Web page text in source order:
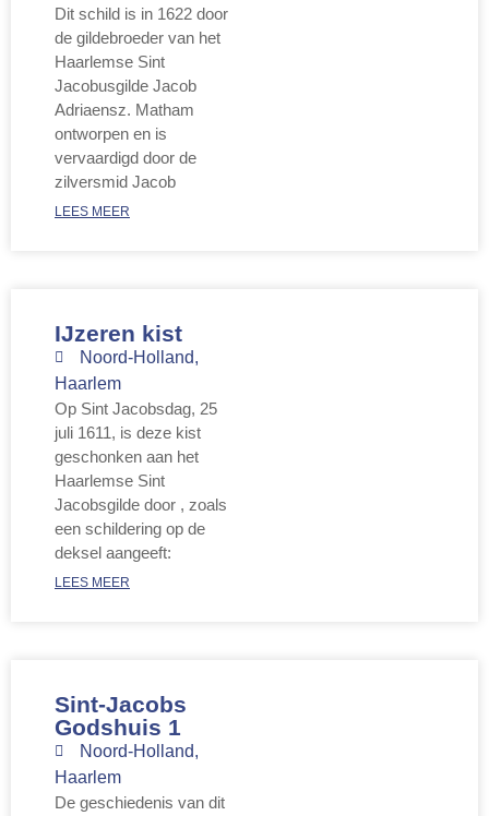
Dit schild is in 1622 door
de gildebroeder van het
Haarlemse Sint
Jacobusgilde Jacob
Adriaensz. Matham
ontworpen en is
vervaardigd door de
zilversmid Jacob
LEES MEER
IJzeren kist
Noord-Holland,
Haarlem
Op Sint Jacobsdag, 25
juli 1611, is deze kist
geschonken aan het
Haarlemse Sint
Jacobsgilde door , zoals
een schildering op de
deksel aangeeft:
LEES MEER
Sint-Jacobs
Godshuis 1
Noord-Holland,
Haarlem
De geschiedenis van dit